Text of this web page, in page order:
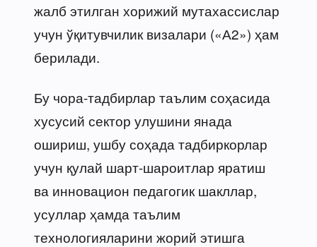
жалб этилган хорижий мутахассислар
учун ўқитувчилик визалари («А2») ҳам
берилади.
Бу чора-тадбирлар таълим соҳасида
хусусий сектор улушини янада
ошириш, ушбу соҳада тадбиркорлар
учун қулай шарт-шароитлар яратиш
ва инновацион педагогик шакллар,
усуллар ҳамда таълим
технологияларини жорий этишга